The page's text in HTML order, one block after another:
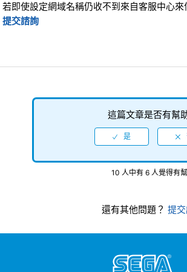
若即使設定網域名稱仍收不到來自客服中心
提交諮詢
這篇文章是否有幫
10 人中有 6 人覺得有
還有其他問題？ 提